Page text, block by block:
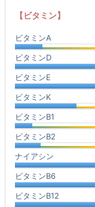
【ビタミン】
ビタミンA
ビタミンD
ビタミンE
ビタミンK
ビタミンB1
ビタミンB2
ナイアシン
ビタミンB6
ビタミンB12